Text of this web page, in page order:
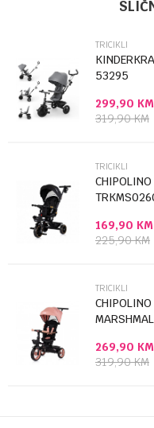
Poruka
Anti-spam zaštita -
TRICIKLI
53295
299,90 KM
319,90KM
TRICIKLI
169,90 KM
225,90KM
TRICIKLI
269,90 KM
319,90KM